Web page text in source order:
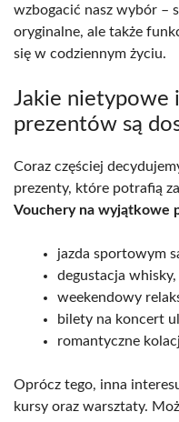
wzbogacić nasz wybór –
oryginalne, ale także
się w codziennym życiu.
Jakie nietypowe
prezentów są
Coraz częściej
prezenty, które potrafią
Vouchery na wyjątkowe
jazda sportowym
degustacja whisky,
weekendowy
bilety na koncert
romantyczne
Oprócz tego, inna
kursy oraz warsztaty.